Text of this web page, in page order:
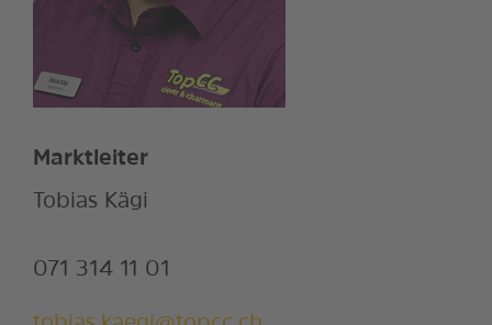
Marktleiter
Tobias Kägi
071 314 11 01